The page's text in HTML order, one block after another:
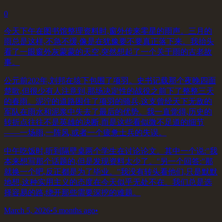
0
今天下午在图书馆整理资料时,窗外传来零星的雨声。三月的
雨总是这样,不急不缓,像是在犹豫要不要真正落下来。我抬头
看了一眼窗外灰蒙蒙的天空,突然想起了一个关于雨的古老故
事。
公元前202年,刘邦在垓下包围了项羽。史书记载那个夜晚四面
楚歌,但很少有人注意到,那场决定性的战役之前下了整整三天
的春雨。泥泞的道路困住了项羽的骑兵,这支曾经天下无敌的
军队在雨水和泥浆中失去了最后的优势。我一直觉得,历史的
转折点往往不是英雄的决断,而是这些看似微不足道的细节
——一场雨,一阵风,或者一个疲惫士兵的失误。
中午吃饭时,听到隔壁桌两个学生在讨论论文。其中一个说:"我
本来想写那个话题的,但是发现资料太少了。"另一个回答:"那
就换一个吧,反正都是为了毕业。"我没有转头看他们,只是默默
地想,这种实用主义的态度在今天似乎无处不在。我们总是选
择容易的路,绕开那些需要深挖的难题。
March 5, 2026•5 months ago•